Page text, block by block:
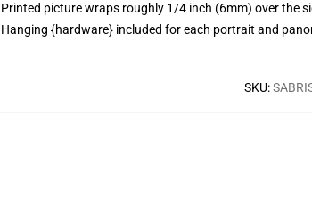
Printed picture wraps roughly 1/4 inch (6mm) over the
Hanging {hardware} included for each portrait and
SKU: